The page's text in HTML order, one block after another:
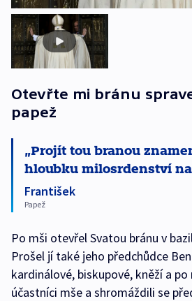
Otevřte mi bránu
papež
Projít tou branou
hloubku milosrdenství
František
Papež
Po mši otevřel Svatou bránu v
Prošel jí také jeho předchůdce
kardinálové, biskupové, kněží a po
účastníci mše a shromáždili se